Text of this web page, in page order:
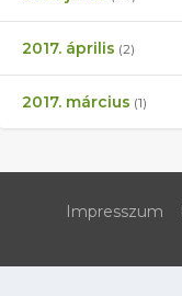
2017. április (2)
2017. március (1)
Impresszum